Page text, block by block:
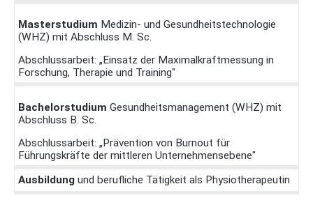
Masterstudium Medizin- und Gesundheitstechnologie
(WHZ) mit Abschluss M. Sc.
Abschlussarbeit: „Einsatz der Maximalkraftmessung in
Forschung, Therapie und Training"
Bachelorstudium Gesundheitsmanagement (WHZ) mit
Abschluss B. Sc.
Abschlussarbeit: „Prävention von Burnout für
Führungskräfte der mittleren Unternehmensebene"
Ausbildung und berufliche Tätigkeit als Physiotherapeutin